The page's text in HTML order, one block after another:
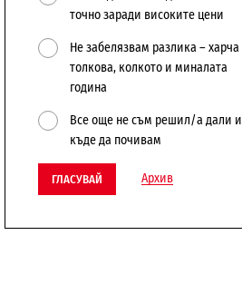
точно заради високите цени
Не забелязвам разлика – харча
толкова, колкото и миналата
година
Все още не съм решил/а дали и
къде да почивам
ГЛАСУВАЙ Архив